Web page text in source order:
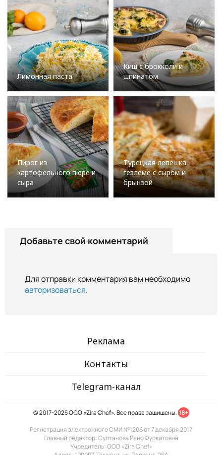
Лимонная паста
Киш с брокколи и
шпинатом
Пирог из
картофельного пюре и
сыра
Турецкая лепешка
гезлеме с сыром и
брынзой
Добавьте свой комментарий
Для отправки комментария вам необходимо
авторизоваться.
Реклама
Контакты
Telegram-канал
© 2017-2025 ООО «Zira Chef». Все права защищены. 18+
Регистрация электронного СМИ №1206 от 7 декабря 2017
Главный редактор: Султанова Рано Фуркатовна
Учредитель: ООО «Zira Chef»